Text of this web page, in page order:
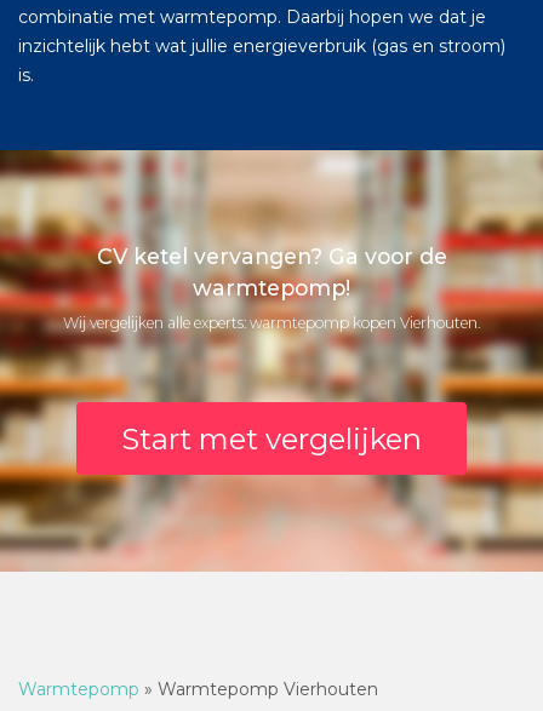
combinatie met warmtepomp. Daarbij hopen we dat je
inzichtelijk hebt wat jullie energieverbruik (gas en stroom)
is.
CV ketel vervangen? Ga voor de
warmtepomp!
Wij vergelijken alle experts: warmtepomp kopen Vierhouten.
Start met vergelijken
Warmtepomp » Warmtepomp Vierhouten